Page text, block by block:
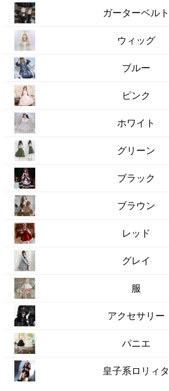
ガーターベルト
ウィッグ
ブルー
ピンク
ホワイト
グリーン
ブラック
ブラウン
レッド
グレイ
服
アクセサリー
パニエ
皇子系ロリィタ